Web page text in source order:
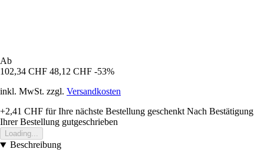
Ab
102,34 CHF 48,12 CHF -53%
inkl. MwSt. zzgl. Versandkosten
+2,41 CHF für Ihre nächste Bestellung geschenkt Nach Bestätigung
Ihrer Bestellung gutgeschrieben
Loading...
Beschreibung